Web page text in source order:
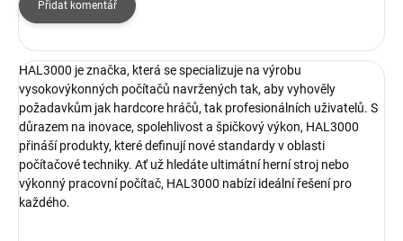
Přidat komentář
HAL3000 je značka, která se specializuje na výrobu
vysokovýkonných počítačů navržených tak, aby vyhověly
požadavkům jak hardcore hráčů, tak profesionálních uživatelů. S
důrazem na inovace, spolehlivost a špičkový výkon, HAL3000
přináší produkty, které definují nové standardy v oblasti
počítačové techniky. Ať už hledáte ultimátní herní stroj nebo
výkonný pracovní počítač, HAL3000 nabízí ideální řešení pro
každého.